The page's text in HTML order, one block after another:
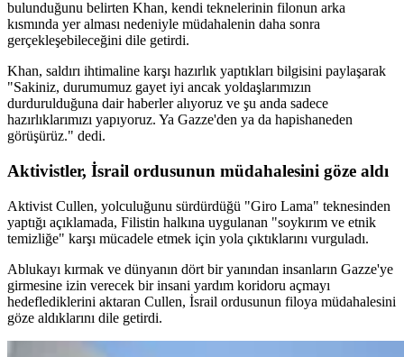
bulunduğunu belirten Khan, kendi teknelerinin filonun arka
kısmında yer alması nedeniyle müdahalenin daha sonra
gerçekleşebileceğini dile getirdi.
Khan, saldırı ihtimaline karşı hazırlık yaptıkları bilgisini paylaşarak
"Sakiniz, durumumuz gayet iyi ancak yoldaşlarımızın
durdurulduğuna dair haberler alıyoruz ve şu anda sadece
hazırlıklarımızı yapıyoruz. Ya Gazze'den ya da hapishaneden
görüşürüz." dedi.
Aktivistler, İsrail ordusunun müdahalesini göze aldı
Aktivist Cullen, yolculuğunu sürdürdüğü "Giro Lama" teknesinden
yaptığı açıklamada, Filistin halkına uygulanan "soykırım ve etnik
temizliğe" karşı mücadele etmek için yola çıktıklarını vurguladı.
Ablukayı kırmak ve dünyanın dört bir yanından insanların Gazze'ye
girmesine izin verecek bir insani yardım koridoru açmayı
hedeflediklerini aktaran Cullen, İsrail ordusunun filoya müdahalesini
göze aldıklarını dile getirdi.